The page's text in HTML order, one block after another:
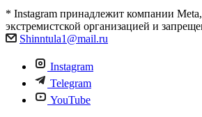
* Instagram принадлежит компании
экстремистской организацией и
Shinntula1@mail.ru
Instagram
Telegram
YouTube